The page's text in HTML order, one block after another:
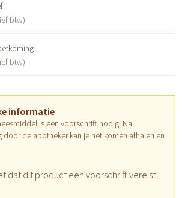
btw)
btw)
informatie
is een voorschrift nodig. Na
door de apotheker kan je het komen afhalen en
dat dit product een voorschrift vereist.